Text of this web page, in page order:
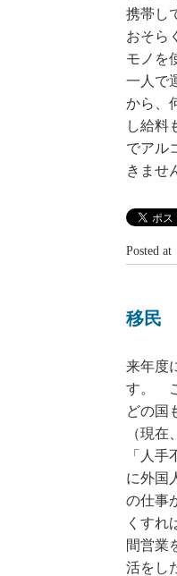
携帯し
おそら
モノを
一人で
から、
し給料
でアル
きませ
Posted
移民
来年度
す。
どの国
（現
「人
に外国
の仕事
くす
間営業
活をし